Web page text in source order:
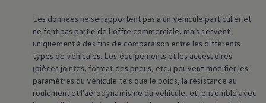
Les données ne se rapportent pas à un véhicule particulier et
ne font pas partie de l'offre commerciale, mais servent
uniquement à des fins de comparaison entre les différents
types de véhicules. Les équipements et les accessoires
(pièces jointes, format des pneus, etc.) peuvent modifier les
paramètres du véhicule tels que le poids, la résistance au
roulement et l'aérodynamisme du véhicule, et, ensemble avec